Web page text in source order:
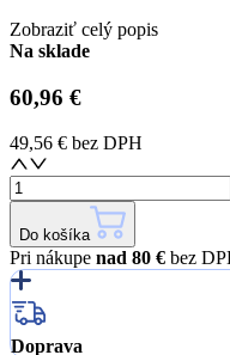
Zobraziť celý popis
Na sklade
60,96 €
49,56 € bez DPH
Do košíka
Pri nákupe nad 80 € bez
Doprava